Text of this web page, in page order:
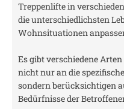
Treppenlifte in
die unterschiedlichsten
Wohnsituationen
Es gibt verschiedene
nicht nur an die
sondern berücksichtigen
Bedürfnisse der